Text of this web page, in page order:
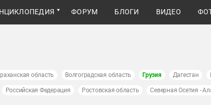
ФОРУМ БЛОГИ ВИДЕО
область Волгоградская область Грузия Дагестан
Российская Федерация Ростовская область Северная Осетия -